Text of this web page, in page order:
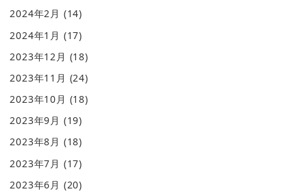
2024年2月 (14)
2024年1月 (17)
2023年12月 (18)
2023年11月 (24)
2023年10月 (18)
2023年9月 (19)
2023年8月 (18)
2023年7月 (17)
2023年6月 (20)